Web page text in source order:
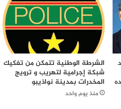
الشرطة الوطنية تتمكن من تفكيك
شبكة إجرامية لتهريب و ترويج
المخدرات بمدينة نواذيبو
منذ يوم واحد